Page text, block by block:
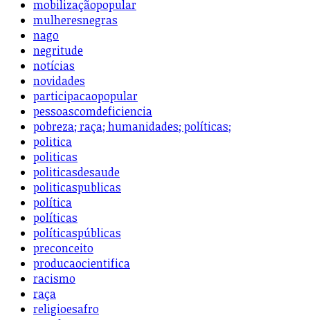
mobilizaçãopopular
mulheresnegras
nago
negritude
notícias
novidades
participacaopopular
pessoascomdeficiencia
pobreza; raça; humanidades; políticas;
politica
politicas
politicasdesaude
politicaspublicas
política
políticas
políticaspúblicas
preconceito
producaocientifica
racismo
raça
religioesafro